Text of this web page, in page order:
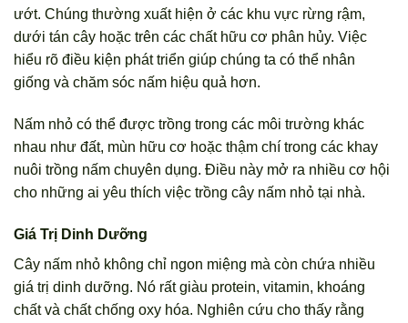
ướt. Chúng thường xuất hiện ở các khu vực rừng rậm,
dưới tán cây hoặc trên các chất hữu cơ phân hủy. Việc
hiểu rõ điều kiện phát triển giúp chúng ta có thể nhân
giống và chăm sóc nấm hiệu quả hơn.
Nấm nhỏ có thể được trồng trong các môi trường khác
nhau như đất, mùn hữu cơ hoặc thậm chí trong các khay
nuôi trồng nấm chuyên dụng. Điều này mở ra nhiều cơ hội
cho những ai yêu thích việc trồng cây nấm nhỏ tại nhà.
Giá Trị Dinh Dưỡng
Cây nấm nhỏ không chỉ ngon miệng mà còn chứa nhiều
giá trị dinh dưỡng. Nó rất giàu protein, vitamin, khoáng
chất và chất chống oxy hóa. Nghiên cứu cho thấy rằng